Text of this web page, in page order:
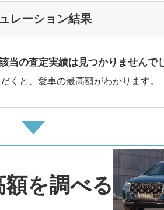
レーション結果
当の査定実績は見つかりませんで
くと、愛車の最高額がわかります。
を調べる